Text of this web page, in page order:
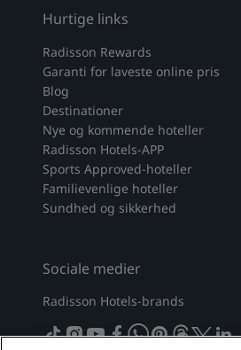
Hurtige links
Radisson Rewards
Garanti for laveste online pris
Blog
Destinationer
Nye og kommende hoteller
Radisson Hotels-APP
Sports Approved-hoteller
Familievenlige hoteller
Sundhed og sikkerhed
Sociale medier
Radisson Hotels-brands
tiktokinstagram
youtube
facebook
whatsapp
pinterest
threads